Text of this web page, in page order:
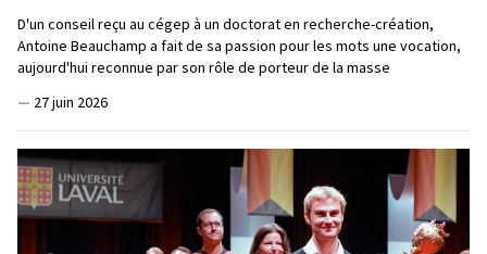
D'un conseil reçu au cégep à un doctorat en recherche-création,
Antoine Beauchamp a fait de sa passion pour les mots une vocation,
aujourd'hui reconnue par son rôle de porteur de la masse
— 27 juin 2026